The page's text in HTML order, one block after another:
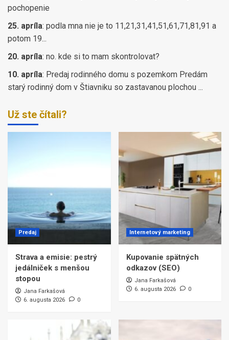
pochopenie
25. apríla: podla mna nie je to 11,21,31,41,51,61,71,81,91 a
potom 19...
20. apríla: no. kde si to mam skontrolovat?
10. apríla: Predaj rodinného domu s pozemkom Predám
starý rodinný dom v Štiavniku so zastavanou plochou ...
Už ste čítali?
Predaj
Strava a emisie: pestrý
jedálniček s menšou
stopou
Jana Farkašová
6. augusta 2026
0
Internetový marketing
Kupovanie spätných
odkazov (SEO)
Jana Farkašová
6. augusta 2026
0